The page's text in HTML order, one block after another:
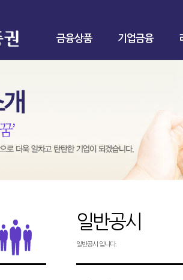
금융상품 기업금융
일반공시
일반공시 입니다.